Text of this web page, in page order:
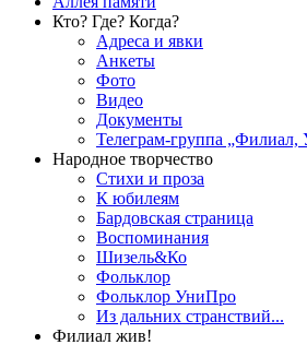
Кто? Где? Когда?
Адреса и явки
Анкеты
Фото
Видео
Документы
Телеграм-группа „Филиал,
Народное творчество
Стихи и проза
К юбилеям
Бардовская страница
Воспоминания
Шизель&Ко
Фольклор
Фольклор УниПро
Из дальних странствий...
Филиал жив!